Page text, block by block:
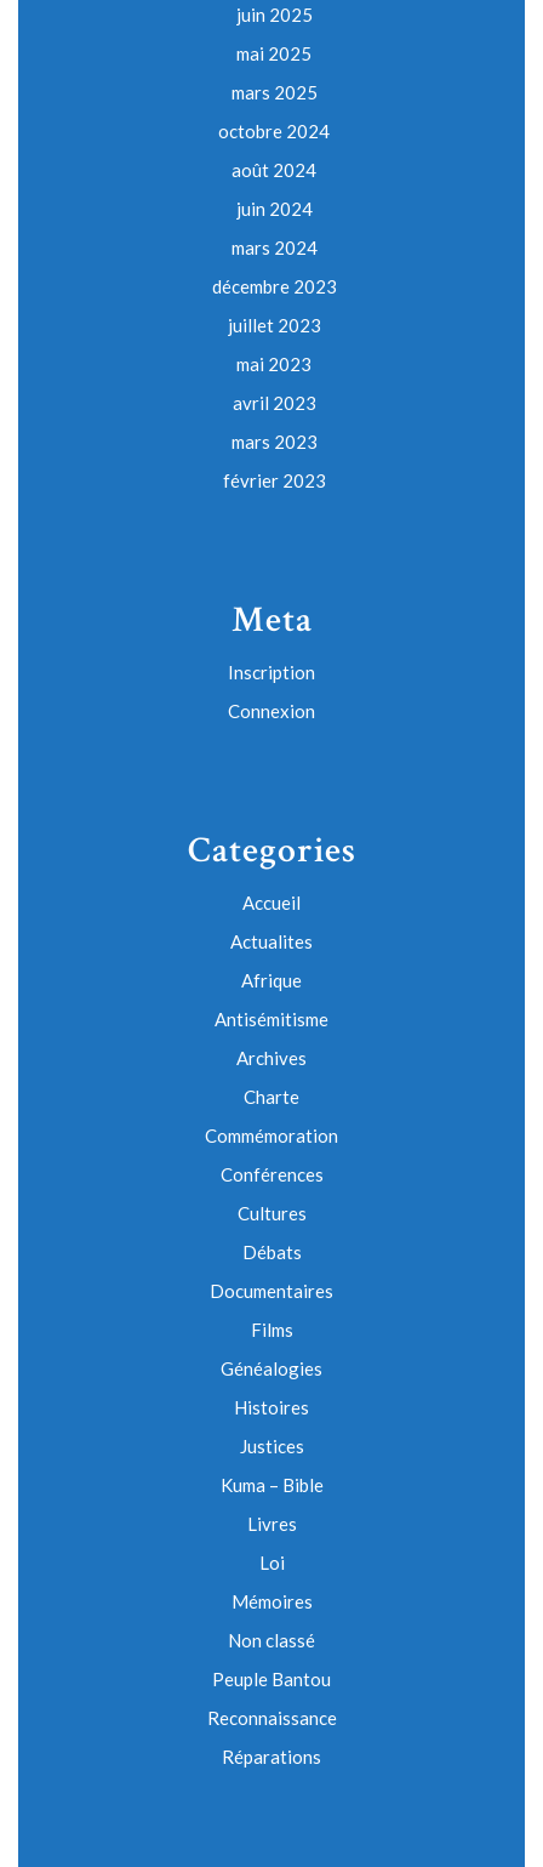
juin 2025
mai 2025
mars 2025
octobre 2024
août 2024
juin 2024
mars 2024
décembre 2023
juillet 2023
mai 2023
avril 2023
mars 2023
février 2023
Meta
Inscription
Connexion
Categories
Accueil
Actualites
Afrique
Antisémitisme
Archives
Charte
Commémoration
Conférences
Cultures
Débats
Documentaires
Films
Généalogies
Histoires
Justices
Kuma – Bible
Livres
Loi
Mémoires
Non classé
Peuple Bantou
Reconnaissance
Réparations